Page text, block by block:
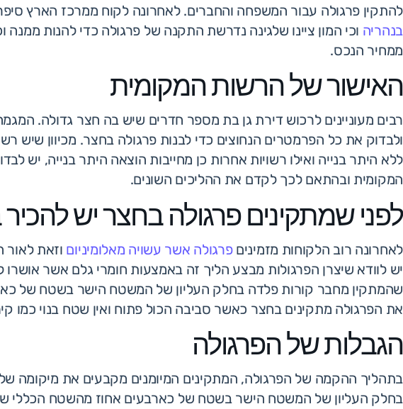
להתקין פרגולה עבור המשפחה והחברים. לאחרונה לקוח ממרכז הארץ
בנהריה וכי המון ציינו שלגינה נדרשת התקנה של פרגולה כדי להנות ממנה
ממחיר הנכס.
האישור של הרשות המקומית
רבים מעוניינים לרכוש דירת גן בת מספר חדרים שיש בה חצר גדולה.
ולבדוק את כל הפרמטרים הנחוצים כדי לבנות פרגולה בחצר. מכיוון שיש
ללא היתר בנייה ואילו רשויות אחרות כן מחייבות הוצאה היתר בנייה, יש
המקומית ובהתאם לכך לקדם את ההליכים השונים.
לפני שמתקינים פרגולה בחצר יש
לאחרונה רוב הלקוחות מזמיניםפרגולה אשר עשויה מאלומיניום וזאת
יש לוודא שיצרן הפרגולות מבצע הליך זה באמצעות חומרי גלם אשר
שהמתקין מחבר קורות פלדה בחלק העליון של המשטח הישר בשטח של
את הפרגולה מתקינים בחצר כאשר סביבה הכול פתוח ואין שטח בנוי כמו
הגבלות של הפרגולה
בתהליך ההקמה של הפרגולה, המתקינים המיומנים מקבעים את מיקומה
בחלק העליון של המשטח הישר בשטח של כארבעים אחוז מהשטח הכללי